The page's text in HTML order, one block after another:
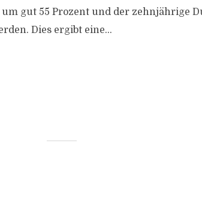
gut 55 Prozent und der zehnjährige
Dies ergibt eine...